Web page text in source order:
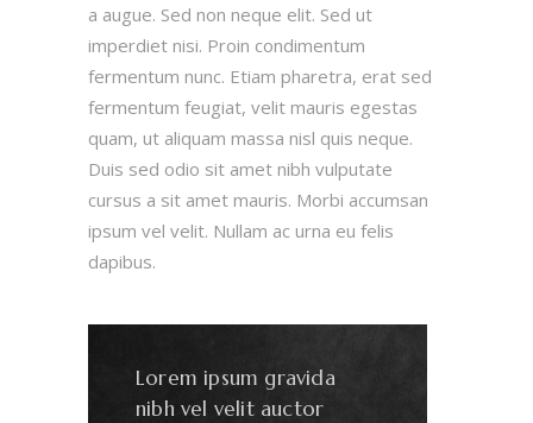
a augue. Sed non neque elit. Sed ut
imperdiet nisi. Proin condimentum
fermentum nunc. Etiam pharetra, erat sed
fermentum feugiat, velit mauris egestas
quam, ut aliquam massa nisl quis neque.
Duis sed odio sit amet nibh vulputate
cursus a sit amet mauris. Morbi accumsan
ipsum vel velit. Nullam ac urna eu felis
dapibus.
Lorem ipsum gravida
nibh vel velit auctor